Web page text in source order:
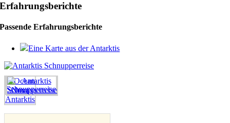
Erfahrungsberichte
Passende Erfahrungsberichte
Eine Karte aus der Antarktis